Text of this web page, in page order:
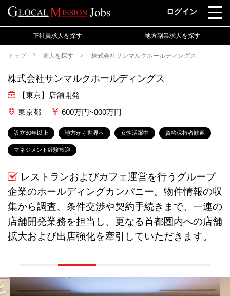
ログイン
正社員求人を探す 地方副業求人を探す
トップ 求人を探す 株式会社サンマルクホールディングス
株式会社サンマルクホールディングス
【東京】店舗開発
東京都
600万円~800万円
設立30年以上 地方から世界へ 女性活躍中 資格保持者歓迎
マネジメント経験歓迎
レストランおよびカフェ運営を行うグループ
企業のホールディングカンパニー。物件情報の収
集から調査、条件交渉や契約手続きまで、一連の
店舗開発業務を担当し、更なる首都圏内への店舗
拡大および出店強化を牽引していただきます。